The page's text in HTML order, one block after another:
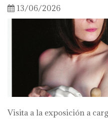
13/06/2026
Visita a la exposición a